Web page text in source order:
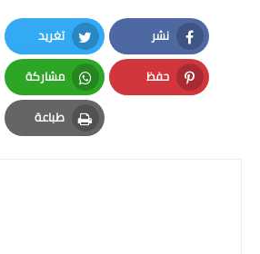
نشر
Facebook
تغريد
Twitter
حفظ
Pinterest
مشاركة
Whatsapp
طباعة
Print